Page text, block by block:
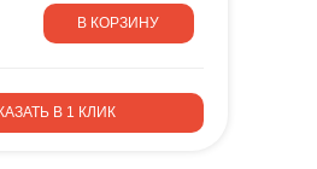
В КОРЗИНУ
В 1 КЛИК